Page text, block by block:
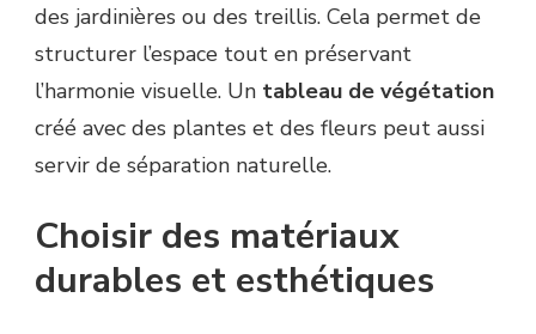
des jardinières ou des treillis. Cela permet de
structurer l’espace tout en préservant
l’harmonie visuelle. Un tableau de végétation
créé avec des plantes et des fleurs peut aussi
servir de séparation naturelle.
Choisir des matériaux
durables et esthétiques